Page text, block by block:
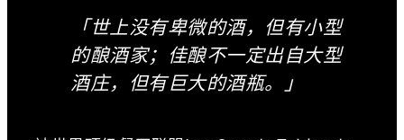
「世上没有卑微的酒，但有小型
的酿酒家；佳酿不一定出自大型
酒庄，但有巨大的酒瓶。」